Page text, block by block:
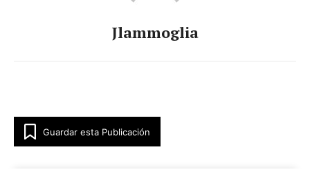
Jlammoglia
Guardar esta Publicación